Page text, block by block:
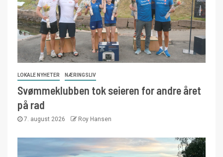
LOKALE NYHETER NÆRINGSLIV
Svømmeklubben tok seieren for andre året
på rad
7. august 2026 Roy Hansen